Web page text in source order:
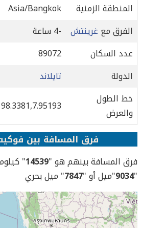
المنطقة الزمنية
Asia/Bangkok
الفرق مع غرينتش -4 ساعة
عدد السكان
89072
الدولة
تايلاند
خط الطول
والعرض
98.3381,7.95193
فرق المسافة بين
فرق المسافة بينهم هو "14539
"
"
9034"ميل أو "7847" ميل بحري